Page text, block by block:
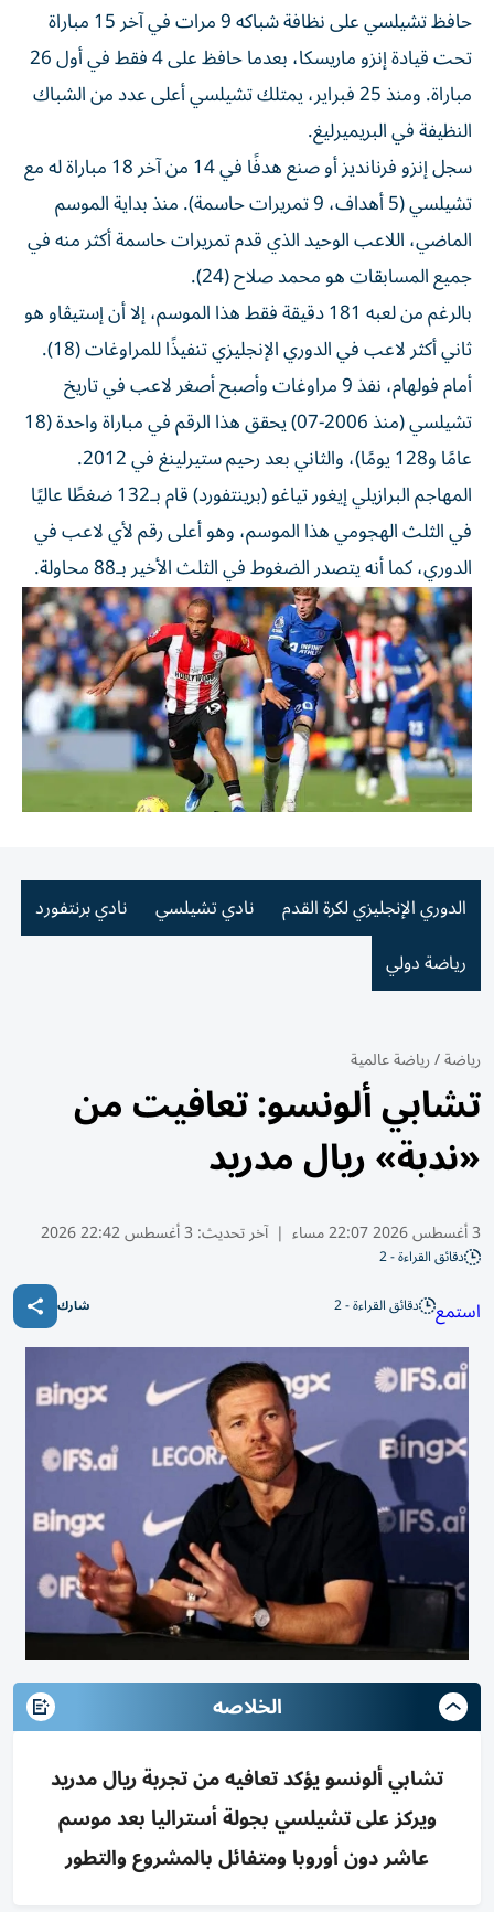
حافظ تشيلسي على نظافة شباكه 9 مرات في آخر 15 مباراة
تحت قيادة إنزو ماريسكا، بعدما حافظ على 4 فقط في أول 26
مباراة. ومنذ 25 فبراير، يمتلك تشيلسي أعلى عدد من الشباك
النظيفة في البريميرليغ.
سجل إنزو فرنانديز أو صنع هدفًا في 14 من آخر 18 مباراة له مع
تشيلسي (5 أهداف، 9 تمريرات حاسمة). منذ بداية الموسم
الماضي، اللاعب الوحيد الذي قدم تمريرات حاسمة أكثر منه في
جميع المسابقات هو محمد صلاح (24).
بالرغم من لعبه 181 دقيقة فقط هذا الموسم، إلا أن إستيڤاو هو
ثاني أكثر لاعب في الدوري الإنجليزي تنفيذًا للمراوغات (18).
أمام فولهام، نفذ 9 مراوغات وأصبح أصغر لاعب في تاريخ
تشيلسي (منذ 2006-07) يحقق هذا الرقم في مباراة واحدة (18
عامًا و128 يومًا)، والثاني بعد رحيم ستيرلينغ في 2012.
المهاجم البرازيلي إيغور تياغو (برينتفورد) قام بـ132 ضغطًا عاليًا
في الثلث الهجومي هذا الموسم، وهو أعلى رقم لأي لاعب في
الدوري، كما أنه يتصدر الضغوط في الثلث الأخير بـ88 محاولة.
الدوري الإنجليزي لكرة القدم نادي تشيلسي
نادي برنتفورد
رياضة دولي
رياضة/رياضة عالمية
تشابي ألونسو: تعافيت من
«ندبة» ريال مدريد
3 أغسطس 2026 22:07 مساء | آخر تحديث: 3 أغسطس 22:42 2026
دقائق القراءة - 2
استمع دقائق القراءة - 2 شارك
الخلاصه
تشابي ألونسو يؤكد تعافيه من تجربة ريال مدريد
ويركز على تشيلسي بجولة أستراليا بعد موسم
عاشر دون أوروبا ومتفائل بالمشروع والتطور